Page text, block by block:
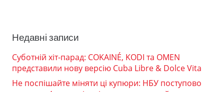
Недавні записи
Суботній хіт-парад: COKAINÉ, KODI та OMEN
представили нову версію Cuba Libre & Dolce Vita
Не поспішайте міняти ці купюри: НБУ поступово